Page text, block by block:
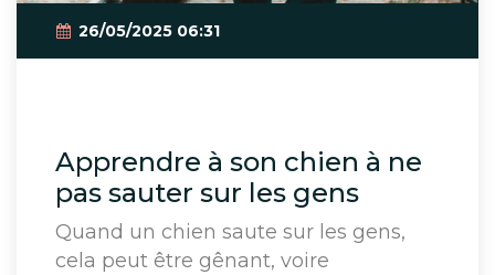
26/05/2025 06:31
Apprendre à son chien à ne
pas sauter sur les gens
Quand un chien saute sur les gens,
cela peut être gênant, voire